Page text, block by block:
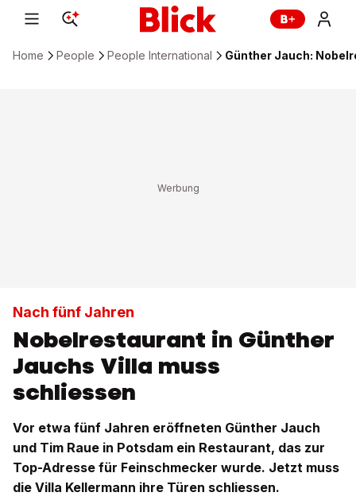
Home People People International Günther Jauch:
Nach fünf Jahren
Nobelrestaurant in Günther
Jauchs Villa muss
schliessen
Vor etwa fünf Jahren eröffneten Günther Jauch
und Tim Raue in Potsdam ein Restaurant, das zur
Top-Adresse für Feinschmecker wurde. Jetzt muss
die Villa Kellermann ihre Türen schliessen.